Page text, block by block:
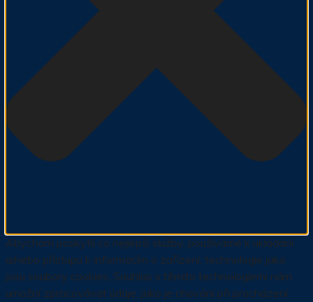
Abychom poskytli co nejlepší služby, používáme k ukládání
a/nebo přístupu k informacím o zařízení, technologie jako
jsou soubory cookies. Souhlas s těmito technologiemi nám
umožní zpracovávat údaje, jako je chování při procházení